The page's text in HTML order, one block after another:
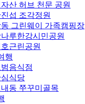
산 허브 천문 공원
섭 조각정원
동 그린웨이 가족캠핑장
루한강시민공원
근린공원
행
범음식점
식당
동 쭈꾸미골목